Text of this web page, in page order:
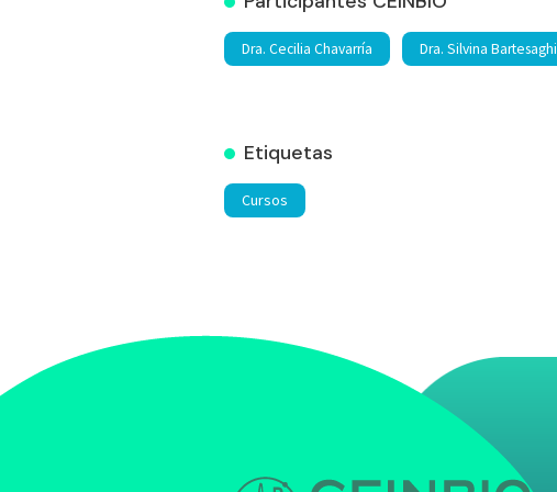
Dra. Cecilia Chavarría Dra. Silvina Bartesaghi
Etiquetas
Cursos